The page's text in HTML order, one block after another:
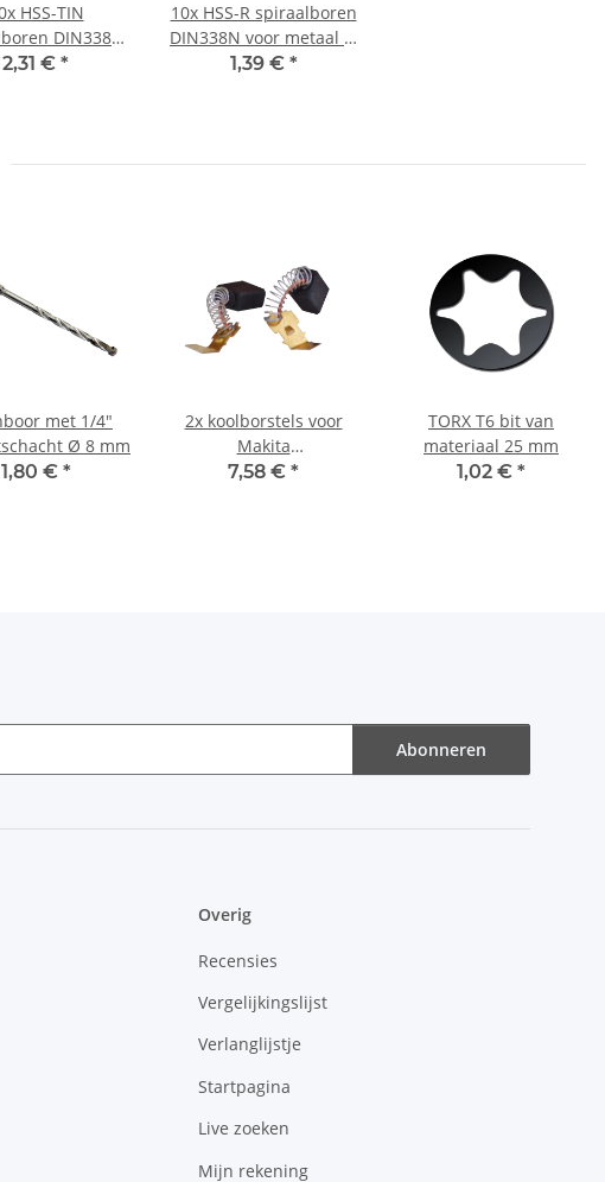
HSS-TIN
DIN338N
Ø 1,8 mm
2,31 € *
10x HSS-R spiraalboren
DIN338N voor metaal Ø
2 mm
1,39 € *
met 1/4"
Ø 8 mm
1,80 € *
2x koolborstels voor
Makita
schroevendraaier
7,58 € *
TORX T6 bit van
materiaal 25 mm
1,02 € *
Abonneren
Overig
Recensies
Vergelijkingslijst
Verlanglijstje
Startpagina
Live zoeken
Mijn rekening